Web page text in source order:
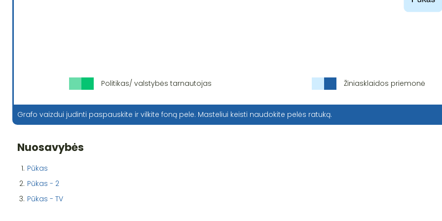
Politikas/ valstybės tarnautojas Žiniasklaidos priemonė
Grafo vaizdui judinti paspauskite ir vilkite foną pele. Masteliui keisti naudokite pelės ratuką.
Nuosavybės
1. Pūkas
2. Pūkas - 2
3. Pūkas - TV